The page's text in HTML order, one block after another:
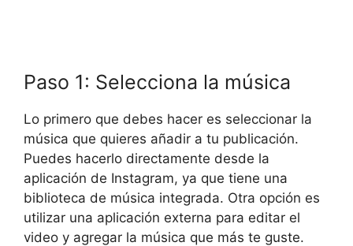
Paso 1: Selecciona la música
Lo primero que debes hacer es seleccionar la
música que quieres añadir a tu publicación.
Puedes hacerlo directamente desde la
aplicación de Instagram, ya que tiene una
biblioteca de música integrada. Otra opción es
utilizar una aplicación externa para editar el
video y agregar la música que más te guste.